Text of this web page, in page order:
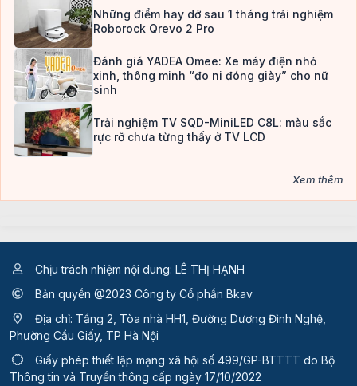
Những điểm hay dở sau 1 tháng trải nghiệm
Roborock Qrevo 2 Pro
Đánh giá YADEA Omee: Xe máy điện nhỏ
xinh, thông minh “đo ni đóng giày” cho nữ
sinh
Trải nghiệm TV SQD-MiniLED C8L: màu sắc
rực rỡ chưa từng thấy ở TV LCD
Xem thêm
Chịu trách nhiệm nội dung: LÊ THỊ HẠNH
Bản quyền @2023 Công ty Cổ phần Bkav
Địa chỉ: Tầng 2, Tòa nhà HH1, Đường Dương Đình Nghệ,
Phường Cầu Giấy, TP Hà Nội
Giấy phép thiết lập mạng xã hội số 499/GP-BTTTT do Bộ
Thông tin và Truyền thông cấp ngày 17/10/2022